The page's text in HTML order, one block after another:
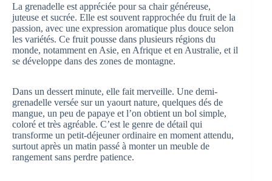
La grenadelle est appréciée pour sa chair généreuse,
juteuse et sucrée. Elle est souvent rapprochée du fruit de la
passion, avec une expression aromatique plus douce selon
les variétés. Ce fruit pousse dans plusieurs régions du
monde, notamment en Asie, en Afrique et en Australie, et il
se développe dans des zones de montagne.
Dans un dessert minute, elle fait merveille. Une demi-
grenadelle versée sur un yaourt nature, quelques dés de
mangue, un peu de papaye et l’on obtient un bol simple,
coloré et très agréable. C’est le genre de détail qui
transforme un petit-déjeuner ordinaire en moment attendu,
surtout après un matin passé à monter un meuble de
rangement sans perdre patience.